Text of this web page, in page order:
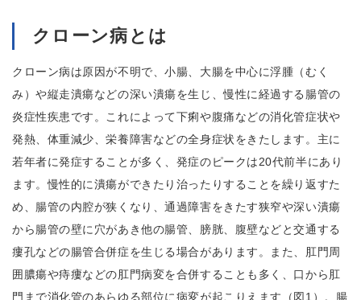
クローン病とは
クローン病は原因が不明で、小腸、大腸を中心に浮腫（むく
み）や縦走潰瘍などの深い潰瘍を生じ、慢性に経過する腸管の
炎症性疾患です。これによって下痢や腹痛などの消化管症状や
発熱、体重減少、栄養障害などの全身症状をきたします。主に
若年者に発症することが多く、発症のピークは20代前半にあり
ます。慢性的に潰瘍ができたり治ったりすることを繰り返すた
め、腸管の内腔が狭くなり、通過障害をきたす狭窄や深い潰瘍
から腸管の壁に穴があき他の腸管、膀胱、腹壁などと交通する
瘻孔などの腸管合併症を生じる場合があります。また、肛門周
囲膿瘍や痔瘻などの肛門病変を合併することも多く、口から肛
門まで消化管のあらゆる部位に病変が起こりえます（図1）。腸